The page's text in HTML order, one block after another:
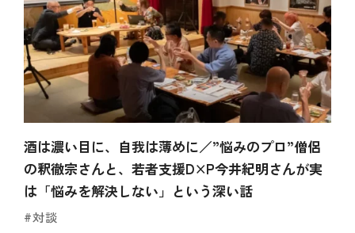
酒は濃い目に、自我は薄めに／”悩みのプロ”僧侶
の釈徹宗さんと、若者支援D×P今井紀明さんが実
は「悩みを解決しない」という深い話
#対談